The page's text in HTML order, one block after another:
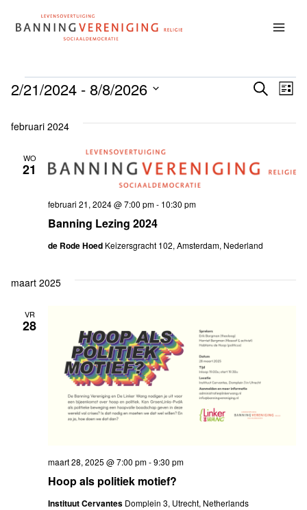
naar
Evenementen
en
ZOEKEN
LIJST
2/21/2024 - 8/8/2026
een
februari 2024
WO
21
Banning Lezing 2024
februari 21, 2024 @ 7:00 pm- 10:30 pm
de Rode Hoed Keizersgracht 102, Amsterdam, Nederland
maart 2025
VR
28
Hoop als politiek motief?
maart 28, 2025 @ 7:00 pm-9:30 pm
Instituut Cervantes Domplein 3, Utrecht, Netherlands